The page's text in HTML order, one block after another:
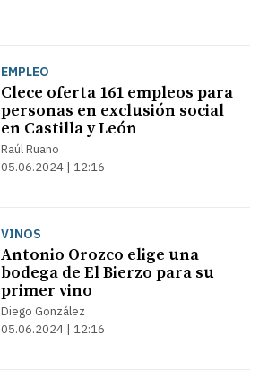
EMPLEO
Clece oferta 161 empleos para
personas en exclusión social
en Castilla y León
Raúl Ruano
05.06.2024 | 12:16
VINOS
Antonio Orozco elige una
bodega de El Bierzo para su
primer vino
Diego González
05.06.2024 | 12:16